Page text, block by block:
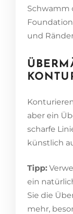
Schwamm
und
aber ein
scharfe
künstlich
Tipp:
ein
Sie die
mehr,